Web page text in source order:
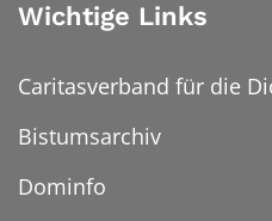
Wichtige Links
Caritasverband für die
Bistumsarchiv
Dominfo